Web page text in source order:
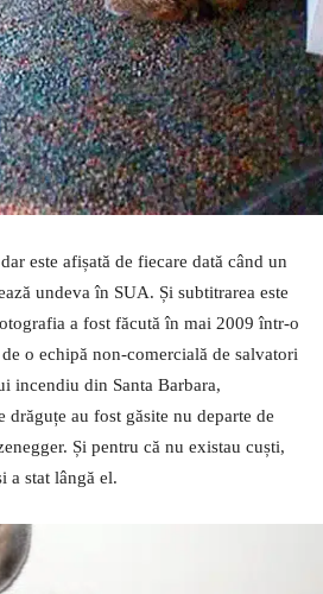
este afișată de fiecare dată când un
undeva în SUA. Și subtitrarea este
a fost făcută în mai 2009 într-o
o echipă non-comercială de salvatori
incendiu din Santa Barbara,
drăguțe au fost găsite nu departe de
Și pentru că nu existau cuști,
a stat lângă el.